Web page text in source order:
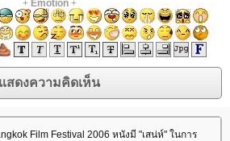
+ Emotion+
Film Festival 2006 หนังมี "เสน่ห์" ในการ